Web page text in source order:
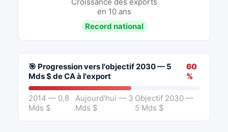
en 10 ans
Record national
🎯 Progression vers l'objectif 2030 — 5
Mds $ de CA à l'export
60
%
2014 — 0,8
Mds $
Aujourd'hui — 3
Mds $
Objectif 2030 —
5 Mds $